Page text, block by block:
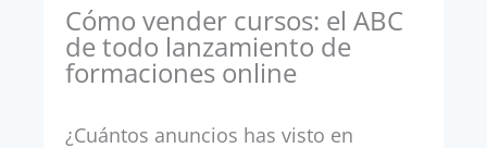
Cómo vender cursos: el ABC
de todo lanzamiento de
formaciones online
¿Cuántos anuncios has visto en